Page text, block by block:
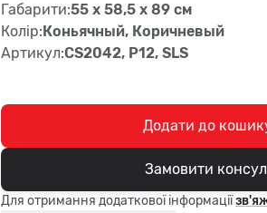
Габарити:55 x 58,5 x 89 см
Колір:Коньячный, Коричневый
Артикул:CS2042, P12, SLS
Додати до
В кошику
Замовити
Для отримання додаткової інформації